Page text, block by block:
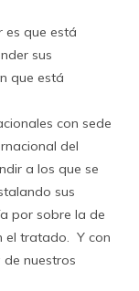
es que está
sus
que está
con sede
del
a los que se
sus
por sobre la de
el tratado. Y con
nuestros